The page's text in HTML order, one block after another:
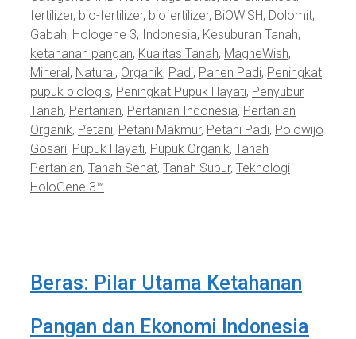
fertilizer, bio-fertilizer, biofertilizer, BiOWiSH, Dolomit,
Gabah, Hologene 3, Indonesia, Kesuburan Tanah,
ketahanan pangan, Kualitas Tanah, MagneWish,
Mineral , Natural , Organik, Padi, Panen Padi, Peningkat
pupuk biologis, Peningkat Pupuk Hayati, Penyubur
Tanah, Pertanian, Pertanian Indonesia, Pertanian
Organik, Petani, Petani Makmur, Petani Padi, Polowijo
Gosari, Pupuk Hayati, Pupuk Organik, Tanah
Pertanian, Tanah Sehat, Tanah Subur, Teknologi
HoloGene 3™
Beras: Pilar Utama Ketahanan
Pangan dan Ekonomi Indonesia